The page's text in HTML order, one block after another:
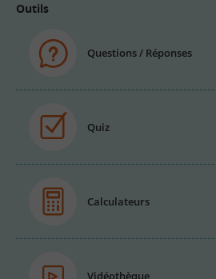
Outils
Questions / Réponses
Quiz
Calculateurs
Vidéothèque